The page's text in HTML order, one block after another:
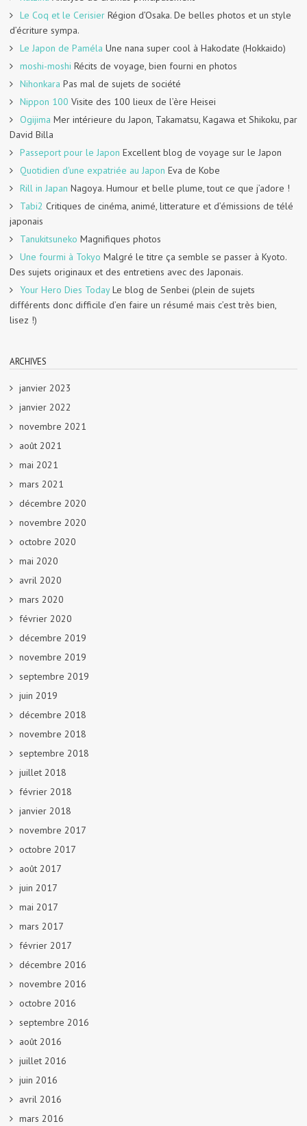
Le Coq et le Cerisier Région d’Osaka. De belles photos et un style
d’écriture sympa.
Le Japon de Paméla Une nana super cool à Hakodate (Hokkaido)
moshi-moshi Récits de voyage, bien fourni en photos
Nihonkara Pas mal de sujets de société
Nippon 100 Visite des 100 lieux de l’ère Heisei
Ogijima Mer intérieure du Japon, Takamatsu, Kagawa et Shikoku, par
David Billa
Passeport pour le Japon Excellent blog de voyage sur le Japon
Quotidien d'une expatriée au Japon Eva de Kobe
Rill in Japan Nagoya. Humour et belle plume, tout ce que j’adore !
Tabi2 Critiques de cinéma, animé, litterature et d’émissions de télé
japonais
Tanukitsuneko Magnifiques photos
Une fourmi à Tokyo Malgré le titre ça semble se passer à Kyoto.
Des sujets originaux et des entretiens avec des Japonais.
Your Hero Dies TodayLe blog de Senbei (plein de sujets
différents donc difficile d’en faire un résumé mais c’est très bien,
lisez !)
ARCHIVES
janvier 2023
janvier 2022
novembre 2021
août 2021
mai 2021
mars 2021
décembre 2020
novembre 2020
octobre 2020
mai 2020
avril 2020
mars 2020
février 2020
décembre 2019
novembre 2019
septembre 2019
juin 2019
décembre 2018
novembre 2018
septembre 2018
juillet 2018
février 2018
janvier 2018
novembre 2017
octobre 2017
août 2017
juin 2017
mai 2017
mars 2017
février 2017
décembre 2016
novembre 2016
octobre 2016
septembre 2016
août 2016
juillet 2016
juin 2016
avril 2016
mars 2016